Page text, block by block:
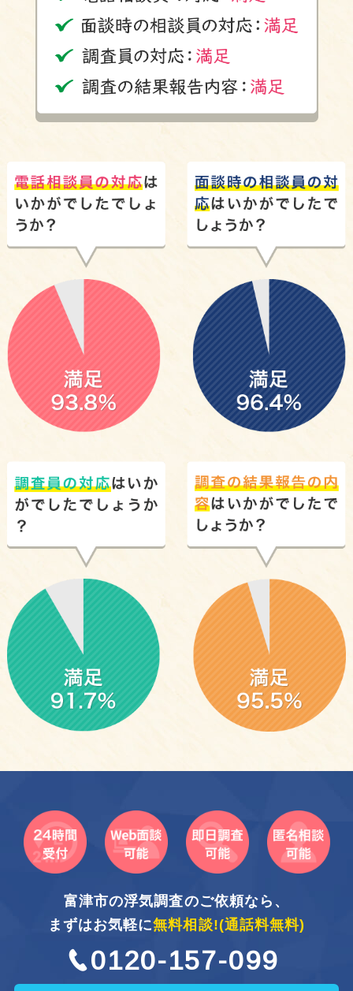
富津市の浮気調査のご依頼なら、
まずはお気軽に無料相談!(通話料無料)
0120-157-099